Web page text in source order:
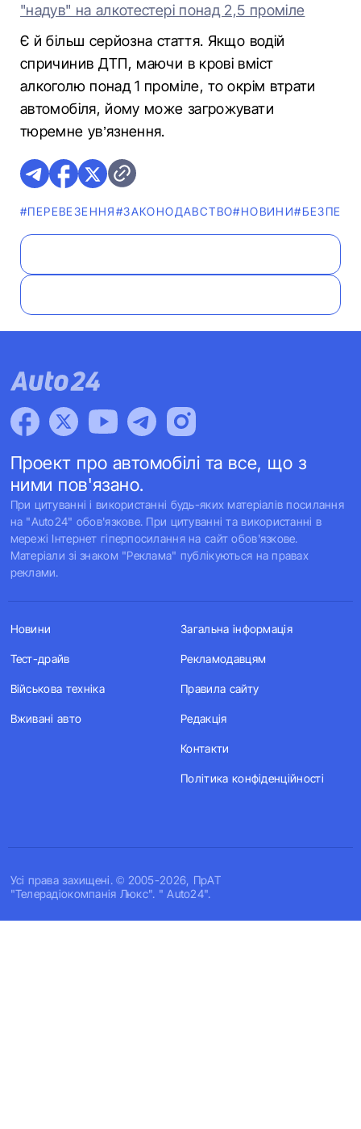
"надув" на алкотестері понад 2,5 проміле
Є й більш серйозна стаття. Якщо водій
спричинив ДТП, маючи в крові вміст
алкоголю понад 1 проміле, то окрім втрати
автомобіля, йому може загрожувати
тюремне ув’язнення.
#ПЕРЕВЕЗЕННЯ#ЗАКОНОДАВСТВО#НОВИНИ
Проект про автомобілі та все, що з
ними пов'язано.
При цитуванні і використанні будь-яких матеріалів посилання
на "Auto24" обов'язкове. При цитуванні та використанні в
мережі Інтернет гіперпосилання на сайт обов'язкове.
Матеріали зі знаком "Реклама" публікуються на правах
реклами.
Усi права захищенi. © 2005-2026, ПрАТ
"Телерадіокомпанія Люкс". " Auto24".
Новини
Тест-драйв
Військова техніка
Вживані авто
Загальна інформація
Рекламодавцям
Правила сайту
Редакція
Контакти
Політика конфіденційності